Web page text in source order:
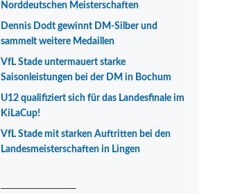
Norddeutschen Meisterschaften
Dennis Dodt gewinnt DM-Silber und
sammelt weitere Medaillen
VfL Stade untermauert starke
Saisonleistungen bei der DM in Bochum
U12 qualifiziert sich für das Landesfinale im
KiLaCup!
VfL Stade mit starken Auftritten bei den
Landesmeisterschaften in Lingen